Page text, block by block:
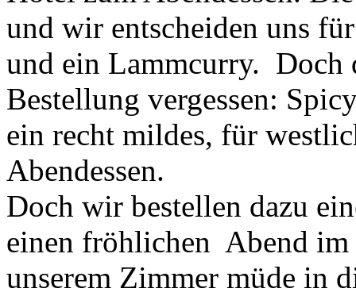
und wir entscheiden uns
und ein Lammcurry. Doch
Bestellung vergessen:
ein recht mildes, für
Abendessen.
Doch wir bestellen dazu
einen fröhlichen Abend
unserem Zimmer müde in